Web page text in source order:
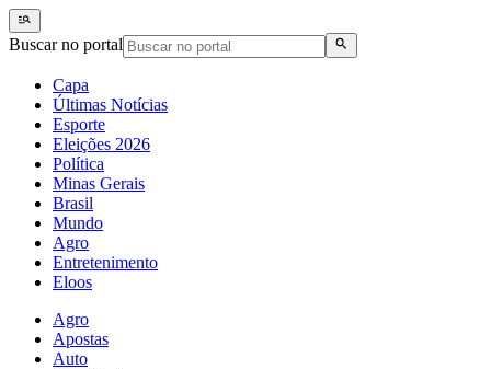
Buscar no portal
Capa
Últimas Notícias
Esporte
Eleições 2026
Política
Minas Gerais
Brasil
Mundo
Agro
Entretenimento
Eloos
Agro
Apostas
Auto